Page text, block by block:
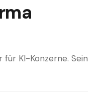
KI-Konzerne. Sein